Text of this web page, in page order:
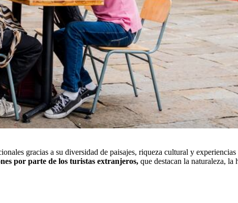
gracias a su diversidad de paisajes, riqueza cultural y experiencias
por parte de los turistas extranjeros, que destacan la naturaleza,